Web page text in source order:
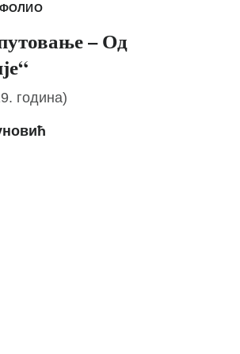
– Од
година)